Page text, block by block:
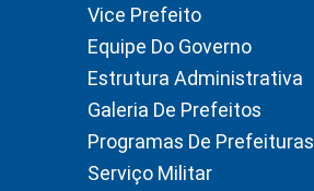
Vice Prefeito
Equipe Do Governo
Estrutura Administrativa
Galeria De Prefeitos
Programas De Prefeituras
Serviço Militar